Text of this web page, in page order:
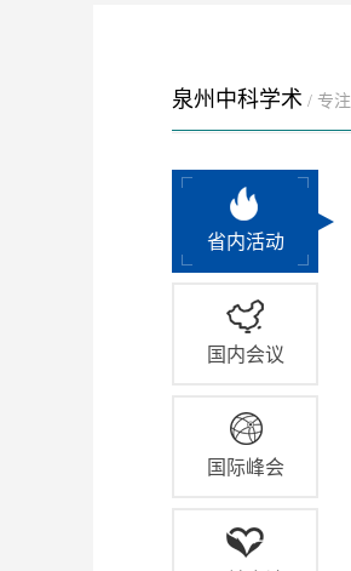
泉州中科学术 / 专
省内活动
国内会议
国际峰会